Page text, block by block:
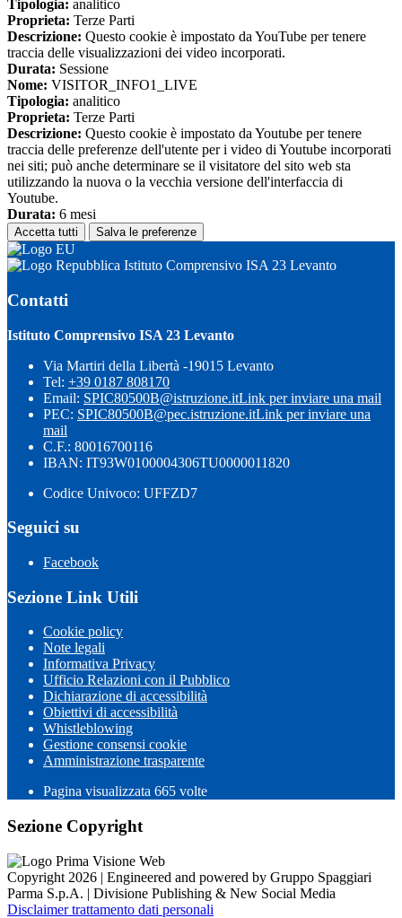
Tipologia: analitico
Proprieta: Terze Parti
Descrizione: Questo cookie è impostato da YouTube per tenere
traccia delle visualizzazioni dei video incorporati.
Durata: Sessione
Nome: VISITOR_INFO1_LIVE
Tipologia: analitico
Proprieta: Terze Parti
Descrizione: Questo cookie è impostato da Youtube per tenere
traccia delle preferenze dell'utente per i video di Youtube incorporati
nei siti; può anche determinare se il visitatore del sito web sta
utilizzando la nuova o la vecchia versione dell'interfaccia di
Youtube.
Durata: 6 mesi
Accetta tutti Salva le preferenze
Istituto Comprensivo ISA 23 Levanto
Contatti
Istituto Comprensivo ISA 23 Levanto
Via Martiri della Libertà -19015 Levanto
Tel: +39 0187 808170
Email: SPIC80500B@istruzione.itLink per inviare una mail
PEC: SPIC80500B@pec.istruzione.itLink per inviare una
mail
C.F.: 80016700116
IBAN: IT93W0100004306TU0000011820
Codice Univoco: UFFZD7
Seguici su
Facebook
Sezione Link Utili
Cookie policy
Note legali
Informativa Privacy
Ufficio Relazioni con il Pubblico
Dichiarazione di accessibilità
Obiettivi di accessibilità
Whistleblowing
Gestione consensi cookie
Amministrazione trasparente
Pagina visualizzata 665 volte
Sezione Copyright
Copyright 2026 | Engineered and powered by Gruppo Spaggiari
Parma S.p.A. | Divisione Publishing & New Social Media
Disclaimer trattamento dati personali